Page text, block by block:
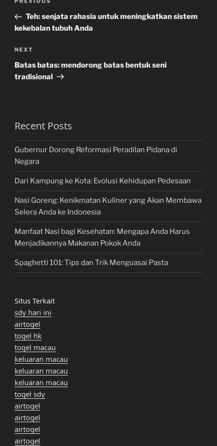
Previous
PostTeh: senjata rahasia untuk meningkatkan sistem
kekebalan tubuh Anda
Next
Post
NEXT
Batas batas: mendorong batas bentuk seni
tradisional
Recent Posts
Gubernur Dorong Reformasi Peradilan Pidana di
Negara
Dari Kampung ke Kota: Evolusi Kehidupan Pedesaan
Nasi Goreng: Kenikmatan Kuliner yang Akan Membawa
Selera Anda ke Indonesia
Manfaat Nasi bagi Kesehatan: Mengapa Anda Harus
Menjadikannya Makanan Pokok Anda
Spaghetti 101: Tips dan Trik Menguasai Pasta
Situs Terkait
sdy hari ini
airtogel
togel hk
togel macau
keluaran macau
keluaran macau
keluaran macau
togel sdy
airtogel
airtogel
airtogel
airtogel